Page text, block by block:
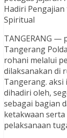
Hadiri
Spiritual
TANGERANG —
Tangerang
rohani melalui
dilaksanakan di
Tangerang. aksi
dihadiri oleh,
sebagai bagian
ketakwaan
pelaksanaan